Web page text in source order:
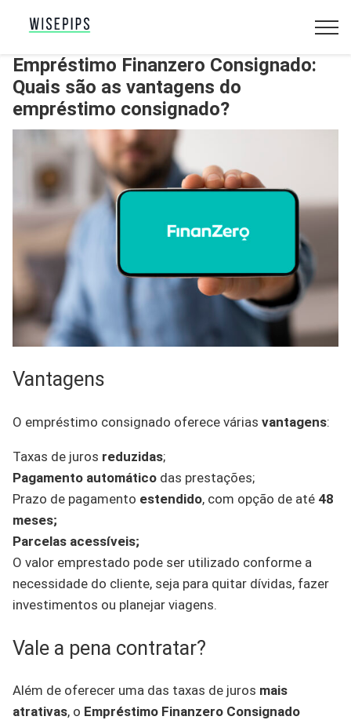
Empréstimo Finanzero Consignado:
Quais são as vantagens do
empréstimo consignado?
Vantagens
O empréstimo consignado oferece várias vantagens:
Taxas de juros reduzidas;
Pagamento automático das prestações;
Prazo de pagamento estendido, com opção de até 48
meses;
Parcelas acessíveis;
O valor emprestado pode ser utilizado conforme a
necessidade do cliente, seja para quitar dívidas, fazer
investimentos ou planejar viagens.
Vale a pena contratar?
Além de oferecer uma das taxas de juros mais
atrativas, o Empréstimo Finanzero Consignado